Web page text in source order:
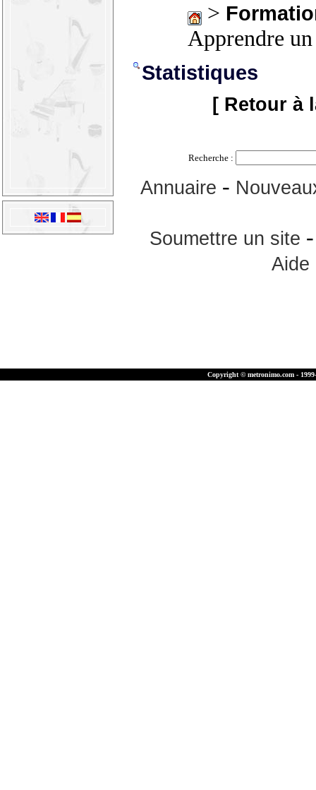
>
Apprendre
Statistiques
[ Retour à
Recherche :
Annuaire -
Soumettre un site
Aide
Copyright © metronimo.com -